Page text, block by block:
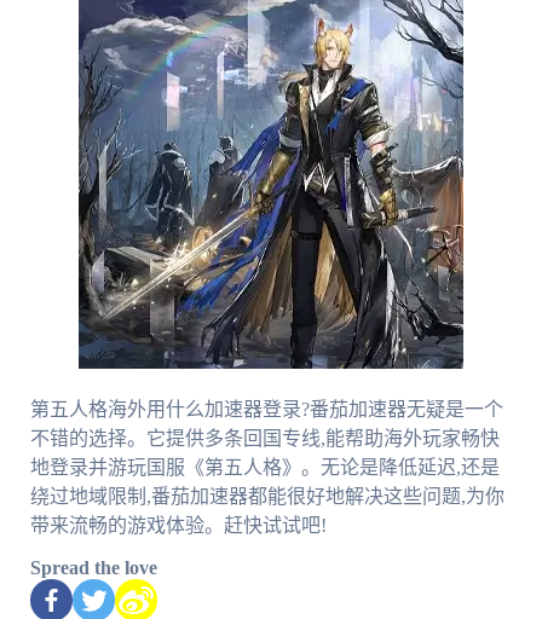
第五人格海外用什么加速器登录?番茄加速器无疑是一个
不错的选择。它提供多条回国专线,能帮助海外玩家畅快
地登录并游玩国服《第五人格》。无论是降低延迟,还是
绕过地域限制,番茄加速器都能很好地解决这些问题,为你
带来流畅的游戏体验。赶快试试吧!
Spread the love